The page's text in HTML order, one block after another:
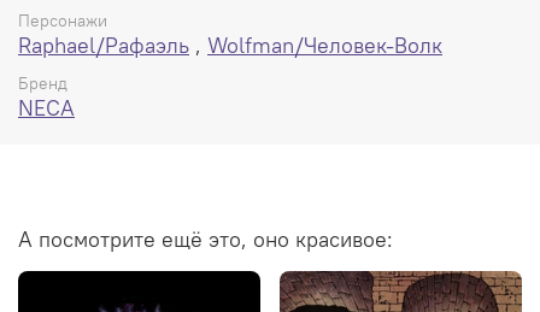
На коробке могут быть потёртости.
Персонажи
Raphael/Рафаэль , Wolfman/Человек-Волк
Бренд
NECA
А посмотрите ещё это, оно красивое: